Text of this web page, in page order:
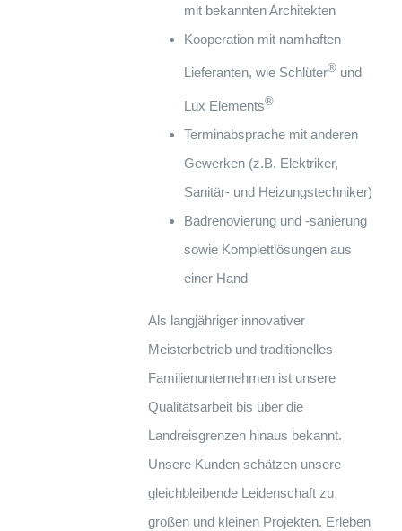
mit bekannten Architekten
Kooperation mit namhaften
Lieferanten, wie Schlüter®und
Lux Elements®
Terminabsprache mit anderen
Gewerken (z.B. Elektriker,
Sanitär- und Heizungstechniker)
Badrenovierung und -sanierung
sowie Komplettlösungen aus
einer Hand
Als langjähriger innovativer
Meisterbetrieb und traditionelles
Familienunternehmen ist unsere
Qualitätsarbeit bis über die
Landreisgrenzen hinaus bekannt.
Unsere Kunden schätzen unsere
gleichbleibende Leidenschaft zu
großen und kleinen Projekten. Erleben